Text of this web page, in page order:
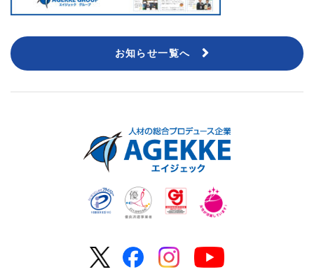
お知らせ一覧へ